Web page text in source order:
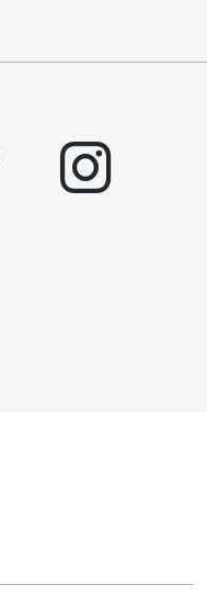
instagram